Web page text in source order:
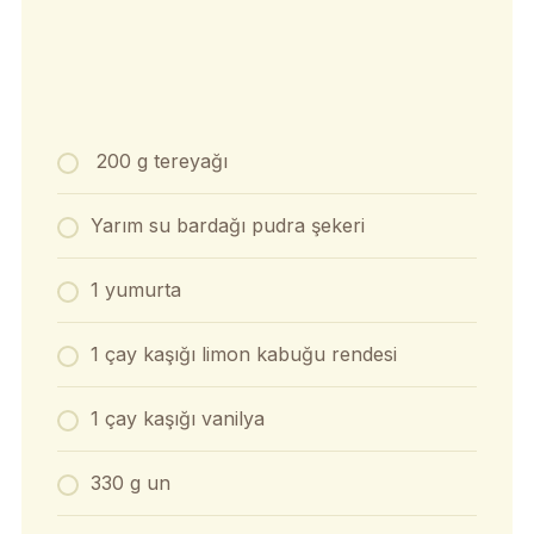
200 g tereyağı
Yarım su bardağı pudra şekeri
1 yumurta
1 çay kaşığı limon kabuğu rendesi
1 çay kaşığı vanilya
330 g un